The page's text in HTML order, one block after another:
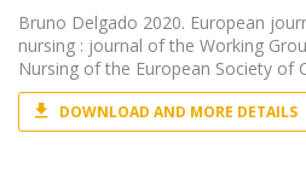
Bruno Delgado 2020. European
nursing : journal of the Working
Nursing of the European Society of
DOWNLOAD AND MORE DETAILS